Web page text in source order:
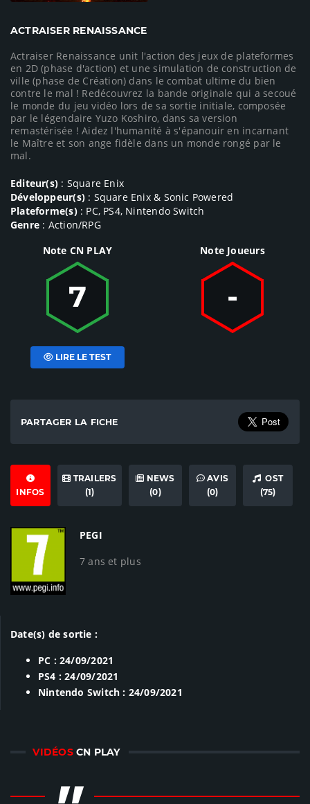
ACTRAISER RENAISSANCE
Actraiser Renaissance unit l'action des jeux de plateformes
en 2D (phase d'action) et une simulation de construction de
ville (phase de Création) dans le combat ultime du bien
contre le mal ! Redécouvrez la bande originale qui a secoué
le monde du jeu vidéo lors de sa sortie initiale, composée
par le légendaire Yuzo Koshiro, dans sa version
remastérisée ! Aidez l'humanité à s'épanouir en incarnant
le Maître et son ange fidèle dans un monde rongé par le
mal.
Editeur(s) : Square Enix
Développeur(s): Square Enix & Sonic Powered
Plateforme(s): PC, PS4, Nintendo Switch
Genre : Action/RPG
Note CN PLAY
7
LIRE LE TEST
Note Joueurs
-
PARTAGER LA FICHE
INFOS
TRAILERS
(1)
NEWS
(0)
AVIS
(0)
OST
(75)
PEGI
7 ans et plus
Date(s) de sortie :
PC : 24/09/2021
PS4 : 24/09/2021
Nintendo Switch : 24/09/2021
VIDÉOSCN PLAY